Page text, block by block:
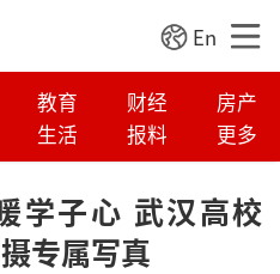
En
教育 财经
房产
生活 报料 更多
学子心 武汉高校
专属写真